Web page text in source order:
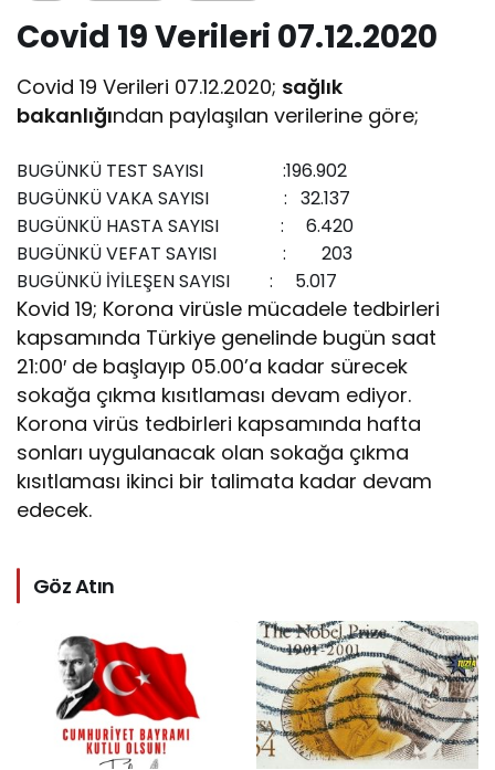
Covid 19 Verileri 07.12.2020
Covid 19 Verileri 07.12.2020; sağlık
bakanlığından paylaşılan verilerine göre;
BUGÜNKÜ TEST SAYISI :196.902
BUGÜNKÜ VAKA SAYISI : 32.137
BUGÜNKÜ HASTA SAYISI : 6.420
BUGÜNKÜ VEFAT SAYISI : 203
BUGÜNKÜ İYİLEŞEN SAYISI : 5.017
Kovid 19; Korona virüsle mücadele tedbirleri
kapsamında Türkiye genelinde bugün saat
21:00′ de başlayıp 05.00’a kadar sürecek
sokağa çıkma kısıtlaması devam ediyor.
Korona virüs tedbirleri kapsamında hafta
sonları uygulanacak olan sokağa çıkma
kısıtlaması ikinci bir talimata kadar devam
edecek.
Göz Atın